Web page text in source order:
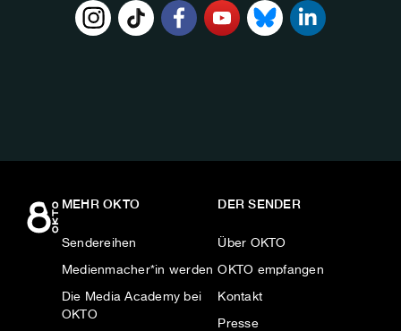
MEHR OKTO
Sendereihen
Medienmacher*in werden
Die Media Academy bei
OKTO
DER SENDER
Über OKTO
OKTO empfangen
Kontakt
Presse